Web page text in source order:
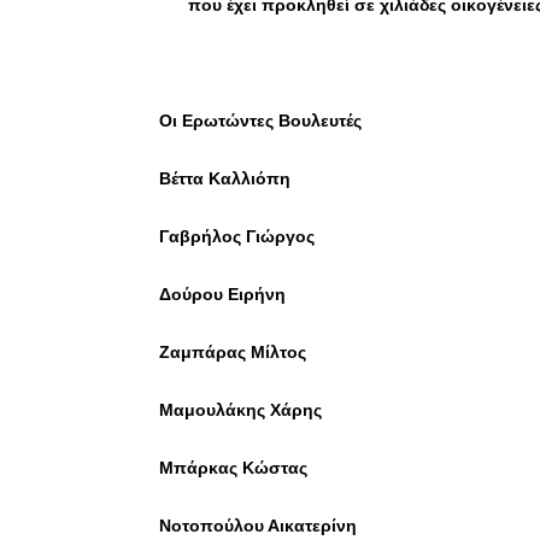
που έχει προκληθεί σε χιλιάδες
Οι Ερωτώντες Βουλευτές
Βέττα Καλλιόπη
Γαβρήλος Γιώργος
Δούρου Ειρήνη
Ζαμπάρας Μίλτος
Μαμουλάκης Χάρης
Μπάρκας Κώστας
Νοτοπούλου Αικατερίνη